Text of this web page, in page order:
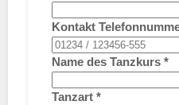
Kontakt
Name des Tanzkurs *
Tanzart *